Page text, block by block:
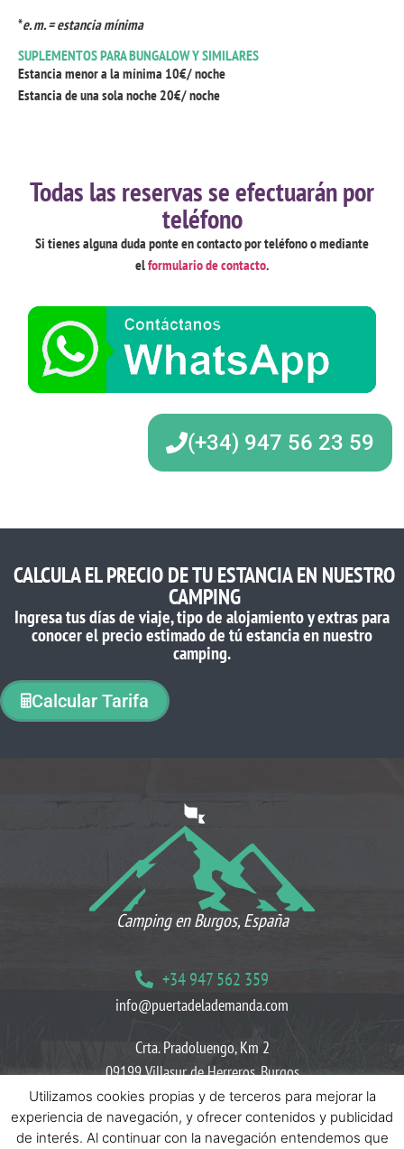
*e. m. = estancia mínima
SUPLEMENTOS PARA BUNGALOW Y SIMILARES
Estancia menor a la mínima 10€/ noche
Estancia de una sola noche 20€/ noche
Todas las reservas se efectuarán por
teléfono
Si tienes alguna duda ponte en contacto por teléfono o mediante
elformulario de contacto.
(+34) 947 56 23 59
CALCULA EL PRECIO DE TU ESTANCIA EN NUESTRO
CAMPING
Ingresa tus días de viaje, tipo de alojamiento y extras para
conocer el precio estimado de tú estancia en nuestro
camping.
Calcular Tarifa
Camping en Burgos, España
+34 947 562 359
info@puertadelademanda.com
Crta. Pradoluengo, Km 2
09199 Villasur de Herreros, Burgos
BlogPolíticas de CookiesPolíticas de Privacidad
Utilizamos cookies propias y de terceros para mejorar la
experiencia de navegación, y ofrecer contenidos y publicidad
de interés. Al continuar con la navegación entendemos que